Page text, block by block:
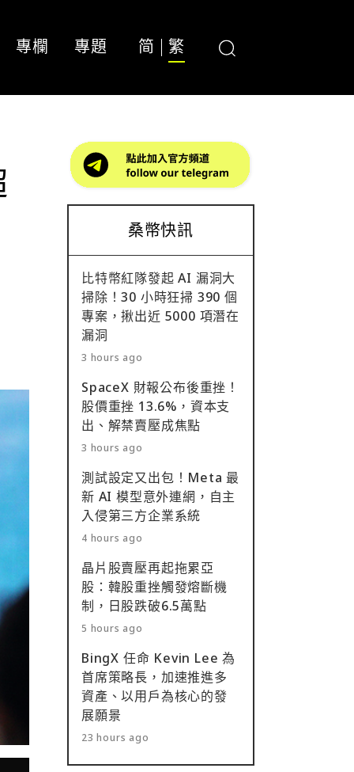
專欄 專題 简 繁
桑幣快訊
比特幣紅隊發起 AI 漏洞大
掃除！30 小時狂掃 390 個
專案，揪出近 5000 項潛在
漏洞
3 hours ago
SpaceX 財報公布後重挫！
股價重挫 13.6%，資本支
出、解禁賣壓成焦點
3 hours ago
測試設定又出包！Meta 最
新 AI 模型意外連網，自主
入侵第三方企業系統
4 hours ago
晶片股賣壓再起拖累亞
股：韓股重挫觸發熔斷機
制，日股跌破6.5萬點
5 hours ago
BingX 任命 Kevin Lee 為
首席策略長，加速推進多
資產、以用戶為核心的發
展願景
23 hours ago